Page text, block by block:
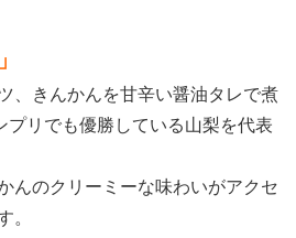
、きんかんを甘辛い醤油タレで煮
プリでも優勝している山梨を代表
んのクリーミーな味わいがアクセ
。